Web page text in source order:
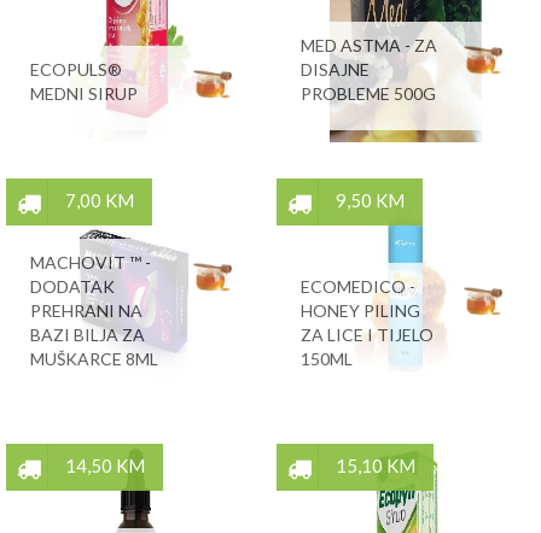
ECOPULS®
MEDNI SIRUP
MED ASTMA - ZA
DISAJNE
PROBLEME 500G
7,00 KM
MACHOVIT ™ -
DODATAK
PREHRANI NA
BAZI BILJA ZA
MUŠKARCE 8ML
9,50 KM
ECOMEDICO -
HONEY PILING
ZA LICE I TIJELO
150ML
14,50 KM 15,10 KM